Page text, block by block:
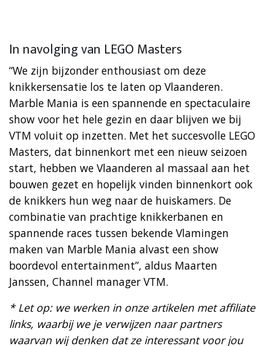
In navolging van LEGO Masters
“We zijn bijzonder enthousiast om deze
knikkersensatie los te laten op Vlaanderen.
Marble Mania is een spannende en spectaculaire
show voor het hele gezin en daar blijven we bij
VTM voluit op inzetten. Met het succesvolle LEGO
Masters, dat binnenkort met een nieuw seizoen
start, hebben we Vlaanderen al massaal aan het
bouwen gezet en hopelijk vinden binnenkort ook
de knikkers hun weg naar de huiskamers. De
combinatie van prachtige knikkerbanen en
spannende races tussen bekende Vlamingen
maken van Marble Mania alvast een show
boordevol entertainment”, aldus Maarten
Janssen, Channel manager VTM.
* Let op: we werken in onze artikelen met affiliate
links, waarbij we je verwijzen naar partners
waarvan wij denken dat ze interessant voor jou